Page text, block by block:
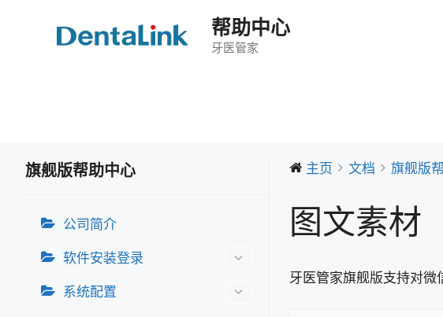
帮助中心
牙医管家
旗舰版帮助中心
公司简介
软件安装登录
系统配置
主页 文档 旗舰版
图文素材
牙医管家旗舰版支持对微